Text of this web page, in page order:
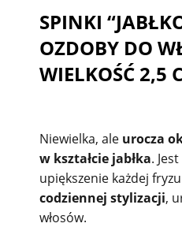
SPINKI
OZDOBY DO
WIELKOŚĆ 2,5
Niewielka, ale urocza
w kształcie jabłka.
upiększenie każdej
codziennej stylizacji,
włosów.